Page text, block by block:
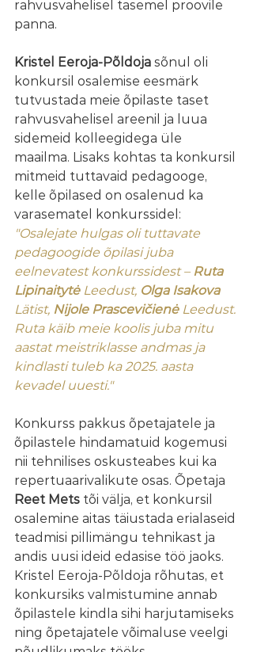
rahvusvahelisel tasemel proovile
panna.
Kristel Eeroja-Põldoja sõnul oli
konkursil osalemise eesmärk
tutvustada meie õpilaste taset
rahvusvahelisel areenil ja luua
sidemeid kolleegidega üle
maailma. Lisaks kohtas ta konkursil
mitmeid tuttavaid pedagooge,
kelle õpilased on osalenud ka
varasematel konkurssidel:
"Osalejate hulgas oli tuttavate
pedagoogide õpilasi juba
eelnevatest konkurssidest – Ruta
Lipinaitytė Leedust, Olga Isakova
Lätist, Nijole Prascevičienė Leedust.
Ruta käib meie koolis juba mitu
aastat meistriklasse andmas ja
kindlasti tuleb ka 2025. aasta
kevadel uuesti."
Konkurss pakkus õpetajatele ja
õpilastele hindamatuid kogemusi
nii tehnilises oskusteabes kui ka
repertuaarivalikute osas. Õpetaja
Reet Mets tõi välja, et konkursil
osalemine aitas täiustada erialaseid
teadmisi pillimängu tehnikast ja
andis uusi ideid edasise töö jaoks.
Kristel Eeroja-Põldoja rõhutas, et
konkursiks valmistumine annab
õpilastele kindla sihi harjutamiseks
ning õpetajatele võimaluse veelgi